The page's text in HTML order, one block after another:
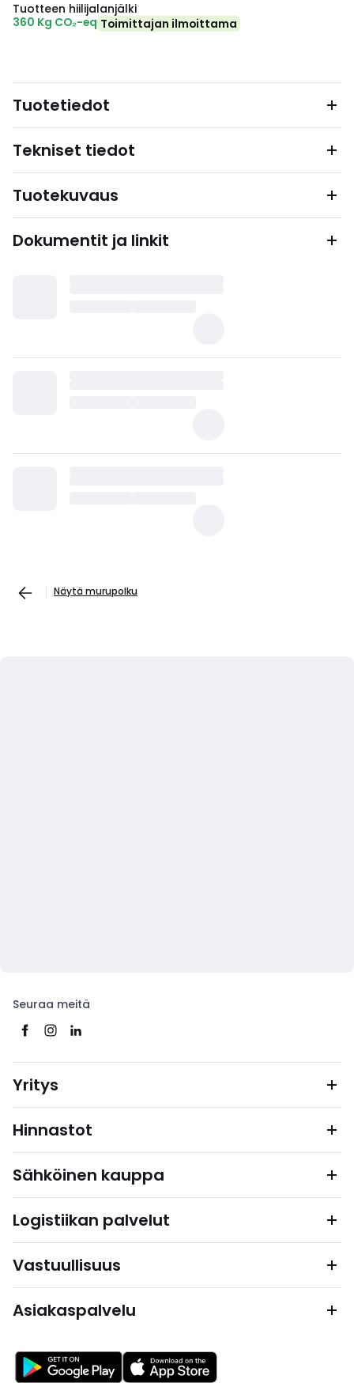
Tuotteen hiilijalanjälki
360 Kg CO₂-eq Toimittajan ilmoittama
Tuotetiedot
Tekniset tiedot
Tuotekuvaus
Dokumentit ja linkit
Näytä murupolku
Seuraa meitä
Yritys
Hinnastot
Sähköinen kauppa
Logistiikan palvelut
Vastuullisuus
Asiakaspalvelu